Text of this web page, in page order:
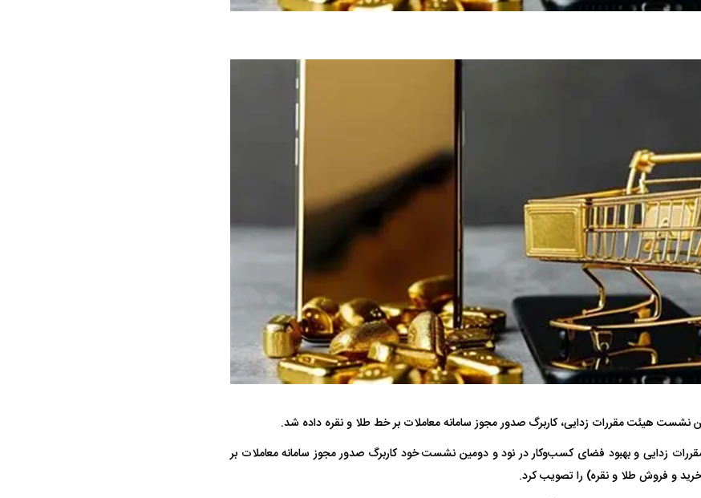
نشست هیئت مقررات زدایی، کاربرگ صدور مجوز سامانه معاملات بر خط طلا و نقره داده شد.
زدایی و بهبود فضای کسب‌وکار در نود و دومین نشست خود کاربرگ صدور مجوز سامانه معاملات بر
و فروش طلا و نقره) را تصویب کرد.
چیست؟
حدید ۱۱۰؛ نسخه سریع‌تر، پنهان‌کارتر و
مرگبارتر پهپادهای ایرانی | پهپاد انتحاری
جدید ایران چیست؟
که
مرگ دلخراش دختر ۱۸ ساله بر اثر برق
گرفتگی
واژگونی مرگبار سمند در اصفهان | ۴ نفر
کشته شدند
عکس| ماجرای کشف جسد ناشناس که